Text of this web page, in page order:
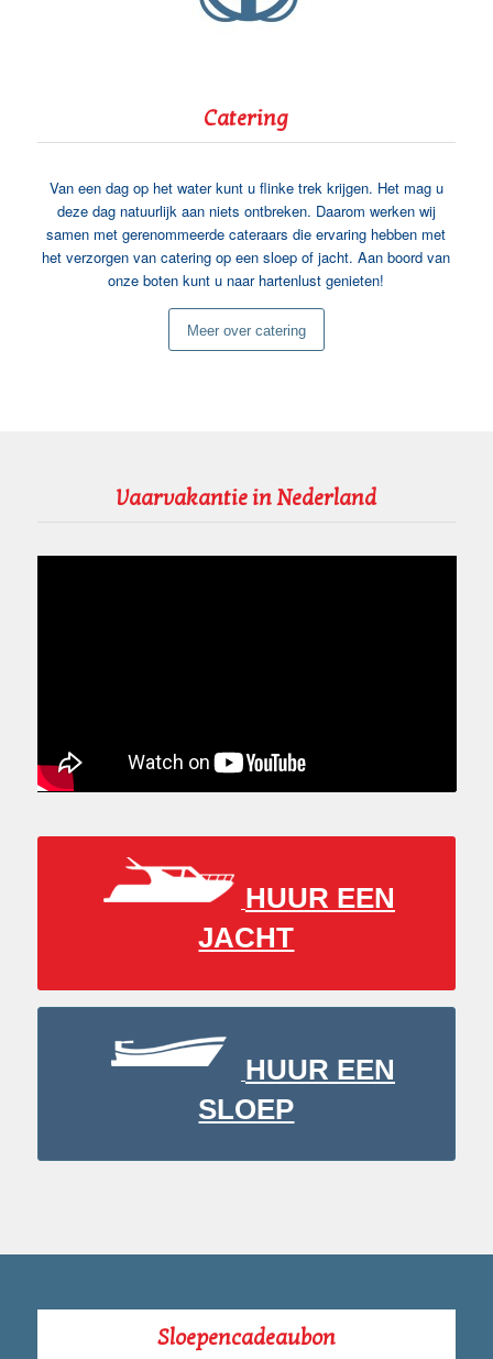
Catering
Van een dag op het water kunt u flinke trek krijgen. Het mag u
deze dag natuurlijk aan niets ontbreken. Daarom werken wij
samen met gerenommeerde cateraars die ervaring hebben met
het verzorgen van catering op een sloep of jacht. Aan boord van
onze boten kunt u naar hartenlust genieten!
Meer over catering
Vaarvakantie in Nederland
HUUR EEN
JACHT
HUUR EEN
SLOEP
Sloepencadeaubon